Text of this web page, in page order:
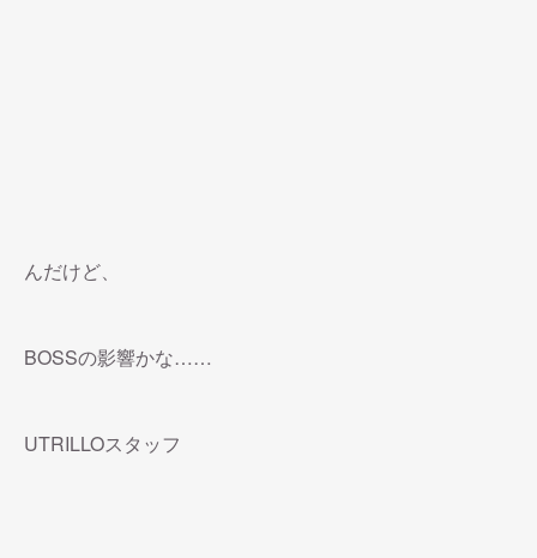
んだけど、
BOSSの影響かな……
UTRILLOスタッフ